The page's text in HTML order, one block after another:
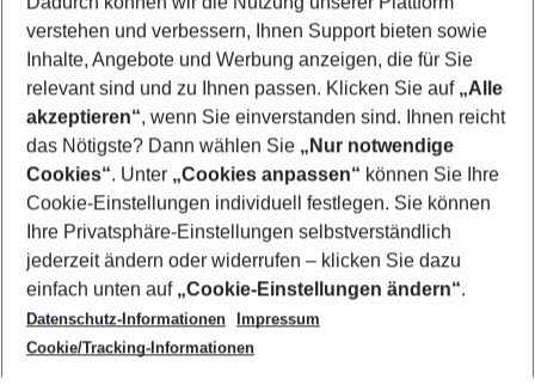
Footer
Footer navigation
Über uns
AGB
Cookie-Einstellungen ändern
Cookie-Richtlinie
Datenschutz
Service & Hilfe
Barrierefreies Reisen
Check-in
Folgen Sie uns
verstehen und verbessern, Ihnen Support bieten sowie
Inhalte, Angebote und Werbung anzeigen, die für Sie
relevant sind und zu Ihnen passen. Klicken Sie auf „Alle
akzeptieren“, wenn Sie einverstanden sind. Ihnen reicht
das Nötigste? Dann wählen Sie „Nur notwendige
Cookies“. Unter „Cookies anpassen“ können Sie Ihre
Cookie-Einstellungen individuell festlegen. Sie können
Ihre Privatsphäre-Einstellungen selbstverständlich
jederzeit ändern oder widerrufen – klicken Sie dazu
einfach unten auf „Cookie-Einstellungen ändern“.
Datenschutz-Informationen
Impressum
Cookie/Tracking-Informationen